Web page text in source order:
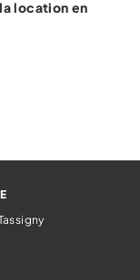
location en